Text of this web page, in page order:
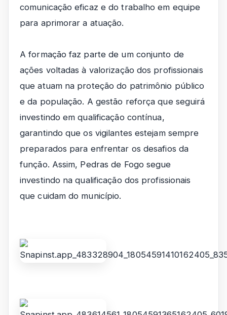
comunicação eficaz e do trabalho em equipe
para aprimorar a atuação.
A formação faz parte de um conjunto de
ações voltadas à valorização dos profissionais
que atuam na proteção do patrimônio público
e da população. A gestão reforça que seguirá
investindo em qualificação contínua,
garantindo que os vigilantes estejam sempre
preparados para enfrentar os desafios da
função. Assim, Pedras de Fogo segue
investindo na qualificação dos profissionais
que cuidam do município.